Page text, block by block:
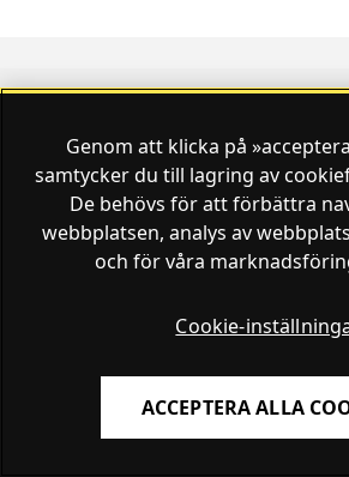
Finansliv ägs av Finansliv Sverige
Finansliv producerades av
Genom att klicka på
samtycker du till lagring av
De behövs för att förbättra
webbplatsen, analys av
och för våra
Cookie-
ACCEPTERA ALLA